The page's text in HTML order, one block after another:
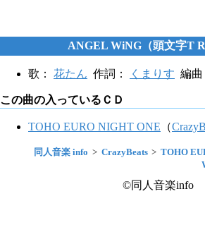
ANGEL WiNG（頭文字T
歌： 花たん 作詞： くまりす 編曲
この曲の入っているＣＤ
TOHO EURO NIGHT ONE （
同人音楽 info CrazyBeats TOHO
©同人音楽info